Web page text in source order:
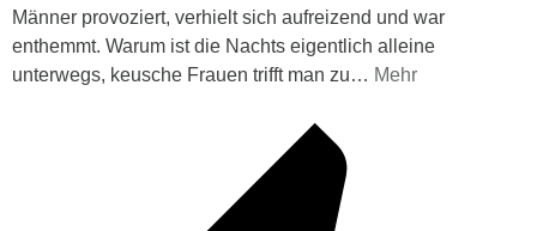
Männer provoziert, verhielt sich aufreizend und war
enthemmt. Warum ist die Nachts eigentlich alleine
unterwegs, keusche Frauen trifft man zu… Mehr